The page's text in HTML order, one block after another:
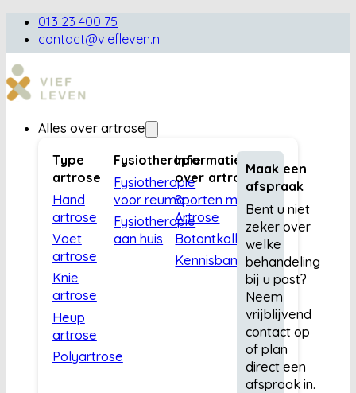
013 23 400 75
contact@viefleven.nl
Alles over artrose
Type
artrose
Hand
artrose
Voet
artrose
Knie
artrose
Heup
artrose
Polyartrose
Fysiotherapie
Fysiotherapie
voor reuma
Fysiotherapie
aan huis
Informatie
over artrose
Sporten met
Artrose
Botontkalking
Kennisbank
Maak een
afspraak
Bent u niet
zeker over
welke
behandeling
bij u past?
Neem
vrijblijvend
contact op
of plan
direct een
afspraak in.